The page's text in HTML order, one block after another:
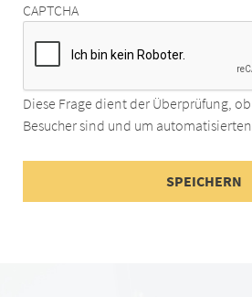
CAPTCHA
Diese Frage dient der Überprüfung,
Besucher sind und um